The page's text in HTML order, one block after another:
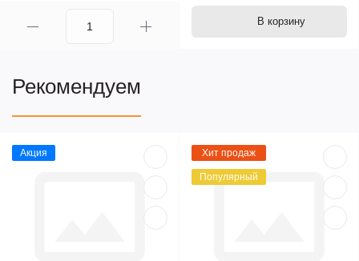
В корзину
Рекомендуем
Акция Хит продаж
Популярный